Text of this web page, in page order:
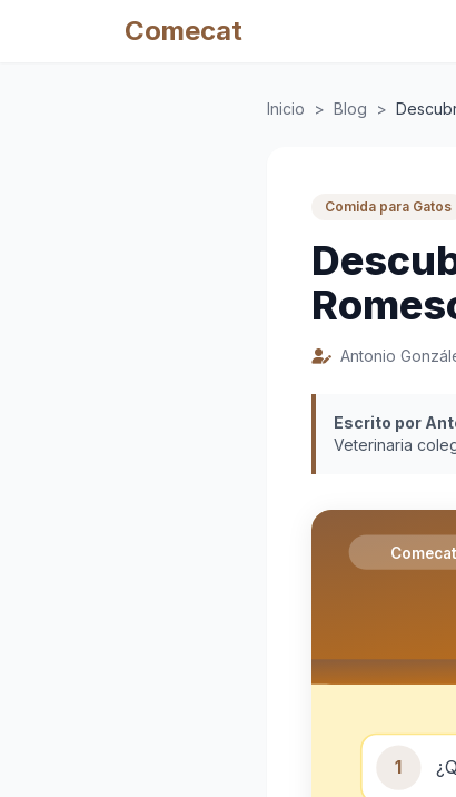
Comecat
Inicio > Blog >
Comida para Gatos
Antonio
Escrito por
Veterinaria
Comecat
1